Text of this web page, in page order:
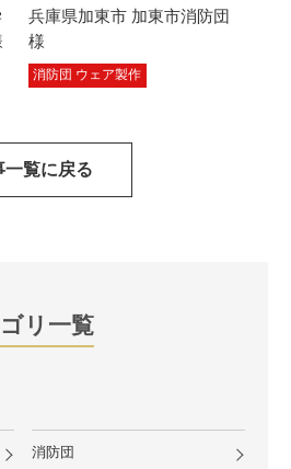
兵庫県加東市 加東市消防団
様
消防団 ウェア製作
一覧に戻る
リ一覧
消防団